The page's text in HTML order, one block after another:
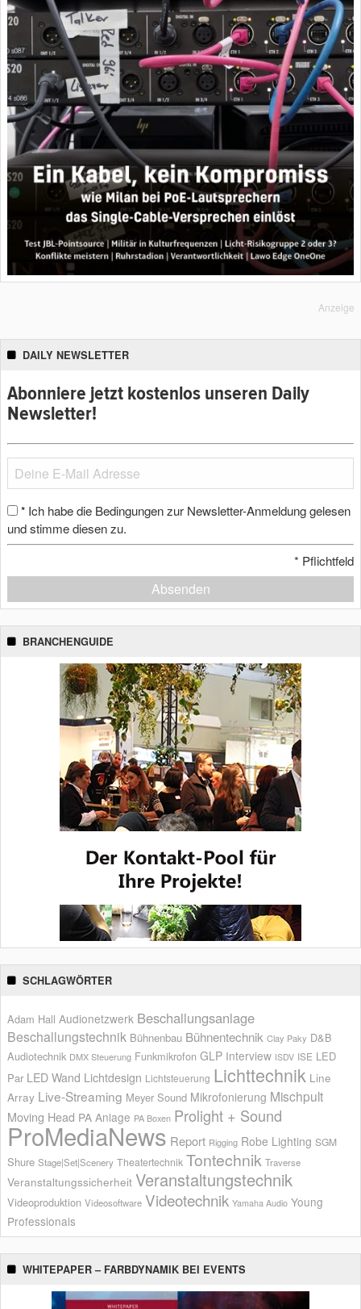
Anzeige
DAILY NEWSLETTER
Abonniere jetzt kostenlos unseren Daily
Newsletter!
* Ich habe die Bedingungen zur Newsletter-Anmeldung gelesen
und stimme diesen zu.
* Pflichtfeld
Absenden
BRANCHENGUIDE
SCHLAGWÖRTER
Adam Hall Audionetzwerk Beschallungsanlage
Beschallungstechnik Bühnenbau Bühnentechnik Clay Paky D&B
Audiotechnik DMX Steuerung Funkmikrofon GLP Interview ISDV ISE LED
Par LED Wand Lichtdesign Lichtsteuerung Lichttechnik Line
Array Live-Streaming Meyer Sound Mikrofonierung Mischpult
Moving Head PA Anlage PA Boxen Prolight + Sound
ProMediaNews Report Rigging Robe Lighting SGM
Shure Stage|Set|Scenery Theatertechnik Tontechnik Traverse
Veranstaltungssicherheit Veranstaltungstechnik
Videoproduktion Videosoftware Videotechnik Yamaha Audio Young
Professionals
WHITEPAPER – FARBDYNAMIK BEI EVENTS